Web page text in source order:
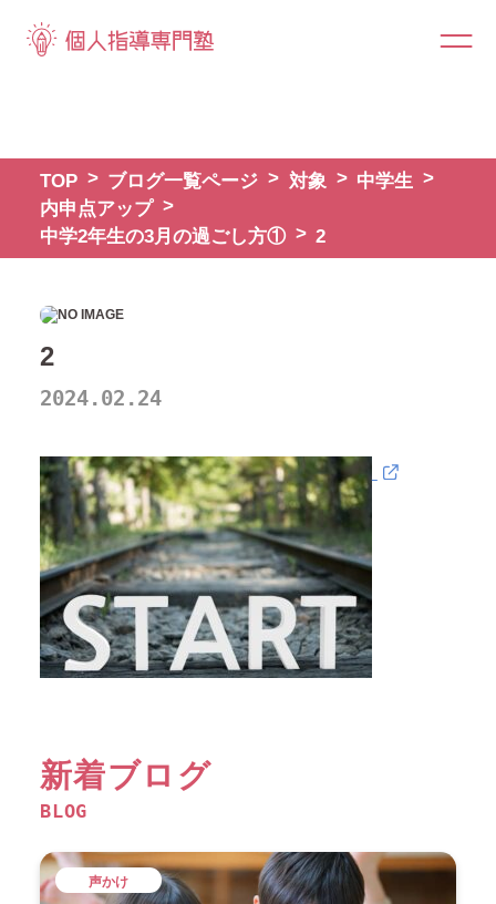
TOP ブログ一覧ページ 対象
中学生
内申点アップ
中学2年生の3月の過ごし方①
2
2
2024.02.24
新着ブログ
BLOG
声かけ